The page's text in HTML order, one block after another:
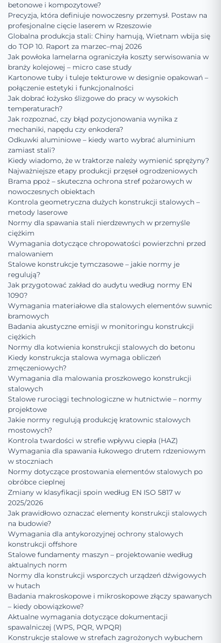
betonowe i kompozytowe?
Precyzja, która definiuje nowoczesny przemysł. Postaw na
profesjonalne cięcie laserem w Rzeszowie
Globalna produkcja stali: Chiny hamują, Wietnam wbija się
do TOP 10. Raport za marzec–maj 2026
Jak powłoka lamelarna ograniczyła koszty serwisowania w
branży kolejowej – micro case study
Kartonowe tuby i tuleje tekturowe w designie opakowań –
połączenie estetyki i funkcjonalności
Jak dobrać łożysko ślizgowe do pracy w wysokich
temperaturach?
Jak rozpoznać, czy błąd pozycjonowania wynika z
mechaniki, napędu czy enkodera?
Odkuwki aluminiowe – kiedy warto wybrać aluminium
zamiast stali?
Kiedy wiadomo, że w traktorze należy wymienić sprężyny?
Najważniejsze etapy produkcji przęseł ogrodzeniowych
Brama ppoż – skuteczna ochrona stref pożarowych w
nowoczesnych obiektach
Kontrola geometryczna dużych konstrukcji stalowych –
metody laserowe
Normy dla spawania stali nierdzewnych w przemyśle
ciężkim
Wymagania dotyczące chropowatości powierzchni przed
malowaniem
Stalowe konstrukcje tymczasowe – jakie normy je
regulują?
Jak przygotować zakład do audytu według normy EN
1090?
Wymagania materiałowe dla stalowych elementów suwnic
bramowych
Badania akustyczne emisji w monitoringu konstrukcji
ciężkich
Normy dla kotwienia konstrukcji stalowych do betonu
Kiedy konstrukcja stalowa wymaga obliczeń
zmęczeniowych?
Wymagania dla malowania proszkowego konstrukcji
stalowych
Stalowe rurociągi technologiczne w hutnictwie – normy
projektowe
Jakie normy regulują produkcję kratownic stalowych
mostowych?
Kontrola twardości w strefie wpływu ciepła (HAZ)
Wymagania dla spawania łukowego drutem rdzeniowym
w stoczniach
Normy dotyczące prostowania elementów stalowych po
obróbce cieplnej
Zmiany w klasyfikacji spoin według EN ISO 5817 w
2025/2026
Jak prawidłowo oznaczać elementy konstrukcji stalowych
na budowie?
Wymagania dla antykorozyjnej ochrony stalowych
konstrukcji offshore
Stalowe fundamenty maszyn – projektowanie według
aktualnych norm
Normy dla konstrukcji wsporczych urządzeń dźwigowych
w hutach
Badania makroskopowe i mikroskopowe złączy spawanych
– kiedy obowiązkowe?
Aktualne wymagania dotyczące dokumentacji
spawalniczej (WPS, PQR, WPQR)
Konstrukcje stalowe w strefach zagrożonych wybuchem